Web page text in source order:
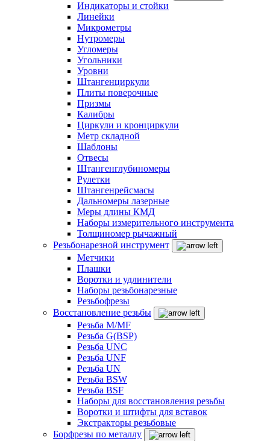
Индикаторы и стойки
Линейки
Микрометры
Нутромеры
Угломеры
Угольники
Уровни
Штангенциркули
Плиты поверочные
Призмы
Калибры
Циркули и кронциркули
Метр складной
Шаблоны
Отвесы
Штангенглубиномеры
Рулетки
Штангенрейсмасы
Дальномеры лазерные
Меры длины КМД
Наборы измерительного инструмента
Толщиномер рычажный
Резьбонарезной инструмент
Метчики
Плашки
Воротки и удлинители
Наборы резьбонарезные
Резьбофрезы
Восстановление резьбы
Резьба M/MF
Резьба G(BSP)
Резьба UNC
Резьба UNF
Резьба UN
Резьба BSW
Резьба BSF
Наборы для восстановления резьбы
Воротки и штифты для вставок
Экстракторы резьбовые
Борфрезы по металлу